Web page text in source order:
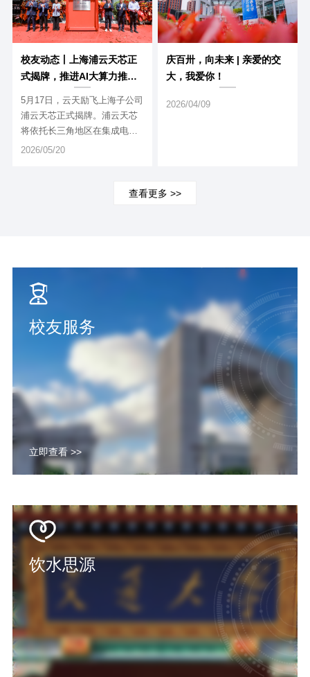
跨越三十五载的温情重逢，更
是一次以“饮水思源”的初心，向
母校致以最深切告白的心灵归
途。
校友动态丨上海浦云天芯正
式揭牌，推进AI大算力推理
芯片研发与生态协同
5月17日，云天励飞上海子公司
浦云天芯正式揭牌。浦云天芯
将依托长三角地区在集成电
路、人工智能、高端人才和产
芯片方向的研发与产业协同能
2026/05/20
庆百卅，向未来 | 亲爱的交
大，我爱你！
2026/04/09
查看更多 >>
校友服务
立即查看 >>
饮水思源